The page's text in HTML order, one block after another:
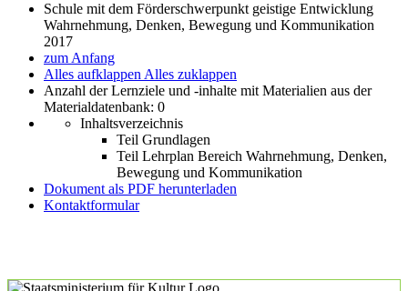
Schule mit dem Förderschwerpunkt geistige Entwicklung
Wahrnehmung, Denken, Bewegung und Kommunikation
2017
zum Anfang
Alles aufklappen Alles zuklappen
Anzahl der Lernziele und -inhalte mit Materialien aus der
Materialdatenbank: 0
Inhaltsverzeichnis
Teil Grundlagen
Teil Lehrplan Bereich Wahrnehmung, Denken,
Bewegung und Kommunikation
Dokument als PDF herunterladen
Kontaktformular